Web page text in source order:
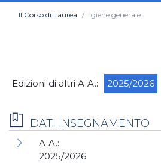
Il Corso di Laurea Igiene generale
Edizioni di altri A.A.: 2025/2026
DATI INSEGNAMENTO
A.A.:
2025/2026